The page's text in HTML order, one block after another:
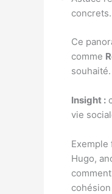
concrets.
Ce
comme
souhaité.
Insight :
vie
Exemple
Hugo,